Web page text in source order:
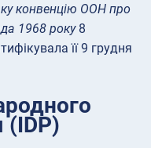
конвенцію ООН про
1968 року8
її 9 грудня
(IDP)